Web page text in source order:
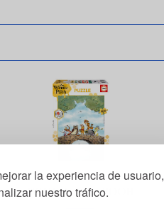
la experiencia de usuario,
nuestro tráfico.
WINNIE THE POOH